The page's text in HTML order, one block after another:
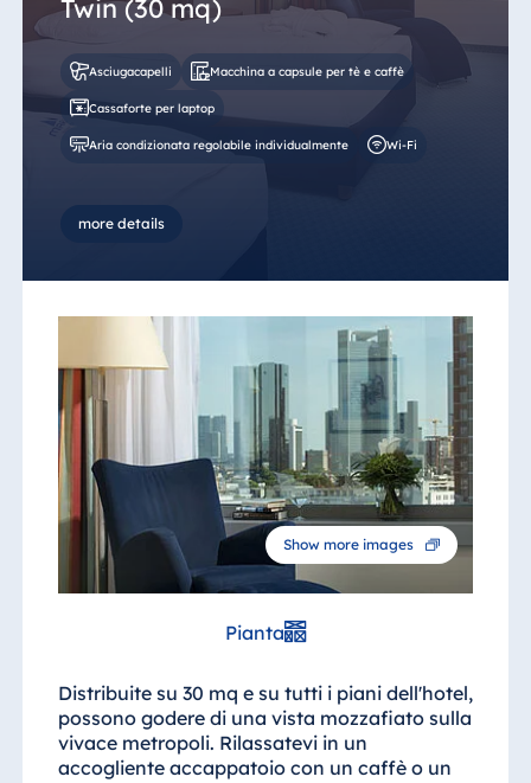
Twin (30 mq)
Asciugacapelli Macchina a capsule per tè e caffè
Cassaforte per laptop
Aria condizionata regolabile individualmente Wi-Fi
more details
Show more images
Pianta
Distribuite su 30 mq e su tutti i piani dell'hotel,
possono godere di una vista mozzafiato sulla
vivace metropoli. Rilassatevi in un
accogliente accappatoio con un caffè o un